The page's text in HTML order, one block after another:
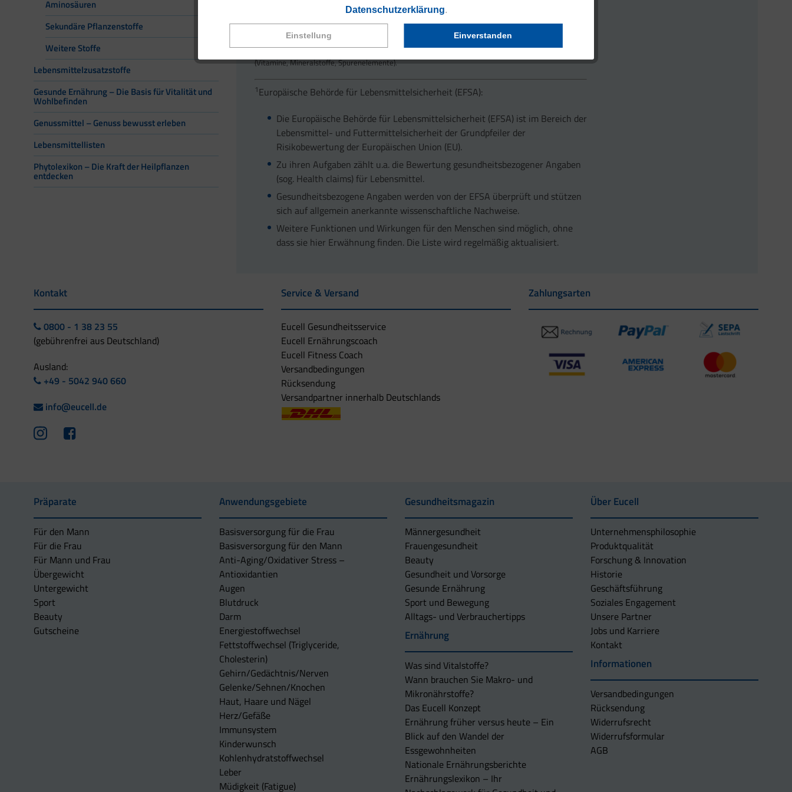
Datenschutzerklärung.
Einstellung Einverstanden
Aminosäuren
Sekundäre Pflanzenstoffe
Weitere Stoffe
Lebensmittelzusatzstoffe
Gesunde Ernährung – Die Basis für Vitalität und
Wohlbefinden
Genussmittel – Genuss bewusst erleben
Lebensmittellisten
Phytolexikon – Die Kraft der Heilpflanzen
entdecken
festgelegt.
**Die Mindestmenge gilt für Mengen ab 15 % der empfohlenen Tagesdosis eines Mikronährstoffs
(Vitamine, Mineralstoffe, Spurenelemente).
1Europäische Behörde für Lebensmittelsicherheit (EFSA):
Die Europäische Behörde für Lebensmittelsicherheit (EFSA) ist im Bereich der
Lebensmittel- und Futtermittelsicherheit der Grundpfeiler der
Risikobewertung der Europäischen Union (EU).
Zu ihren Aufgaben zählt u.a. die Bewertung gesundheitsbezogener Angaben
(sog. Health claims) für Lebensmittel.
Gesundheitsbezogene Angaben werden von der EFSA überprüft und stützen
sich auf allgemein anerkannte wissenschaftliche Nachweise.
Weitere Funktionen und Wirkungen für den Menschen sind möglich, ohne
dass sie hier Erwähnung finden. Die Liste wird regelmäßig aktualisiert.
Kontakt
0800 - 1 38 23 55
(gebührenfrei aus Deutschland)
Ausland:
+49 - 5042 940 660
info@eucell.de
Service & Versand
Eucell Gesundheitsservice
Eucell Ernährungscoach
Eucell Fitness Coach
Versandbedingungen
Rücksendung
Versandpartner innerhalb Deutschlands
Zahlungsarten
Präparate
Für den Mann
Für die Frau
Für Mann und Frau
Übergewicht
Untergewicht
Sport
Beauty
Gutscheine
Anwendungsgebiete
Basisversorgung für die Frau
Basisversorgung für den Mann
Anti-Aging/Oxidativer Stress –
Antioxidantien
Augen
Blutdruck
Darm
Energiestoffwechsel
Fettstoffwechsel (Triglyceride,
Cholesterin)
Gehirn/Gedächtnis/Nerven
Gelenke/Sehnen/Knochen
Haut, Haare und Nägel
Herz/Gefäße
Immunsystem
Kinderwunsch
Kohlenhydratstoffwechsel
Leber
Müdigkeit (Fatigue)
Gesundheitsmagazin
Männergesundheit
Frauengesundheit
Beauty
Gesundheit und Vorsorge
Gesunde Ernährung
Sport und Bewegung
Alltags- und Verbrauchertipps
Ernährung
Was sind Vitalstoffe?
Wann brauchen Sie Makro- und
Mikronährstoffe?
Das Eucell Konzept
Ernährung früher versus heute – Ein
Blick auf den Wandel der
Essgewohnheiten
Nationale Ernährungsberichte
Ernährungslexikon – Ihr
Über Eucell
Unternehmens­philosophie
Produktqualität
Forschung & Innovation
Historie
Geschäftsführung
Soziales Engagement
Unsere Partner
Jobs und Karriere
Kontakt
Informationen
Versandbedingungen
Rücksendung
Widerrufsrecht
Widerrufsformular
AGB